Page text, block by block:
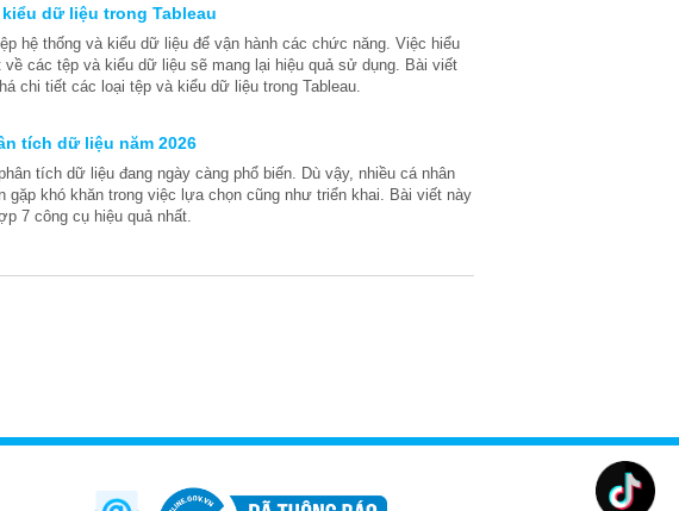
dữ liệu trong Tableau
hệ thống và kiểu dữ liệu để vận hành các chức năng. Việc hiểu
về các tệp và kiểu dữ liệu sẽ mang lại hiệu quả sử dụng. Bài viết
chi tiết các loại tệp và kiểu dữ liệu trong Tableau.
tích dữ liệu năm 2026
tích dữ liệu đang ngày càng phổ biến. Dù vậy, nhiều cá nhân
gặp khó khăn trong việc lựa chọn cũng như triển khai. Bài viết này
7 công cụ hiệu quả nhất.